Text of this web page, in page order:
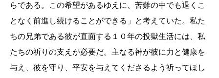
らである。この希望があるゆえに、苦難の中でも退くこ
となく前進し続けることができる」と考えていた。私た
ちの兄弟である彼が直面する１０年の投獄生活には、私
たちの祈りの支えが必要だ。主なる神が彼に力と健康を
与え、彼を守り、平安を与えてくださるよう祈ってほし